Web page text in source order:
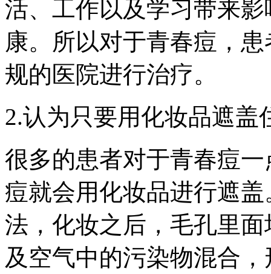
活、工作以及学习带来
康。所以对于青春痘，
规的医院进行治疗。
2.认为只要用化妆品遮盖
很多的患者对于青春痘
痘就会用化妆品进行遮
法，化妆之后，毛孔里
及空气中的污染物混合